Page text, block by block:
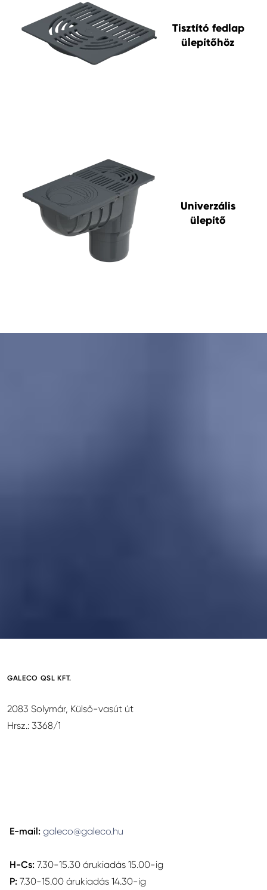
Tisztító fedlap
ülepítőhöz
Univerzális
ülepítő
GALECO QSL KFT.
2083 Solymár, Külső-vasút út
Hrsz.: 3368/1
E-mail: galeco@galeco.hu
H-Cs: 7.30-15.30 árukiadás 15.00-ig
P: 7.30-15.00 árukiadás 14.30-ig